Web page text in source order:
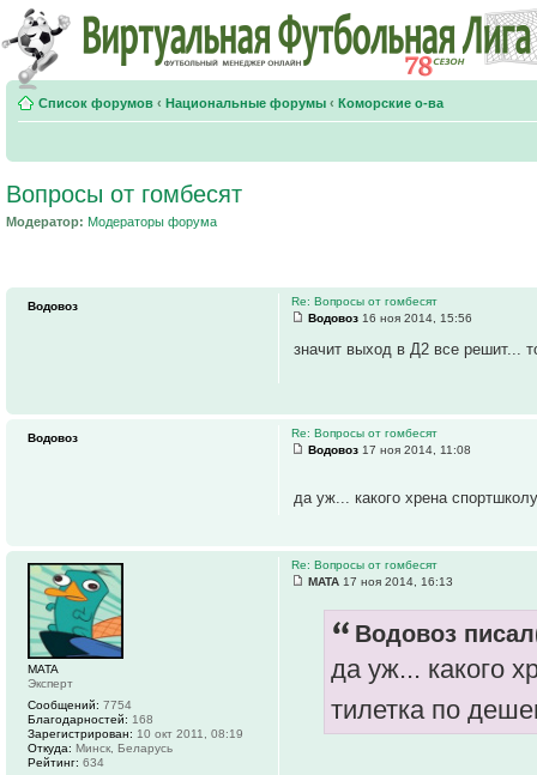
Список форумов ‹ Национальные форумы ‹ Коморские о-ва
Вопросы от гомбесят
Модератор: Модераторы форума
Re: Вопросы от гомбесят
Водовоз 16 ноя 2014, 15:56
значит выход в Д2 все решит...
Водовоз
Re: Вопросы от гомбесят
Водовоз 17 ноя 2014, 11:08
да уж... какого хрена
Водовоз
Re: Вопросы от гомбесят
MATA 17 ноя 2014, 16:13
Водовоз
да уж... какого
тилетка по
MATA
Эксперт
Сообщений: 7754
Благодарностей: 168
Зарегистрирован: 10 окт 2011, 08:19
Откуда: Минск, Беларусь
Рейтинг: 634